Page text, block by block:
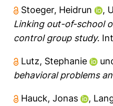
Stoeger, Heidrun ,
Linking out-of-school
control group study.
Lutz, Stephanie
behavioral problems
Hauck, Jonas ,